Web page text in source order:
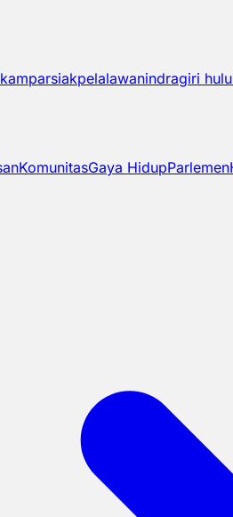
kamparsiakpelalawanindragiri hulu
KomunitasGaya HidupParlemen